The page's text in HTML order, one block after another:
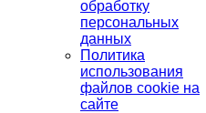
обработку
персональных
данных
Политика
использования
файлов cookie на
сайте